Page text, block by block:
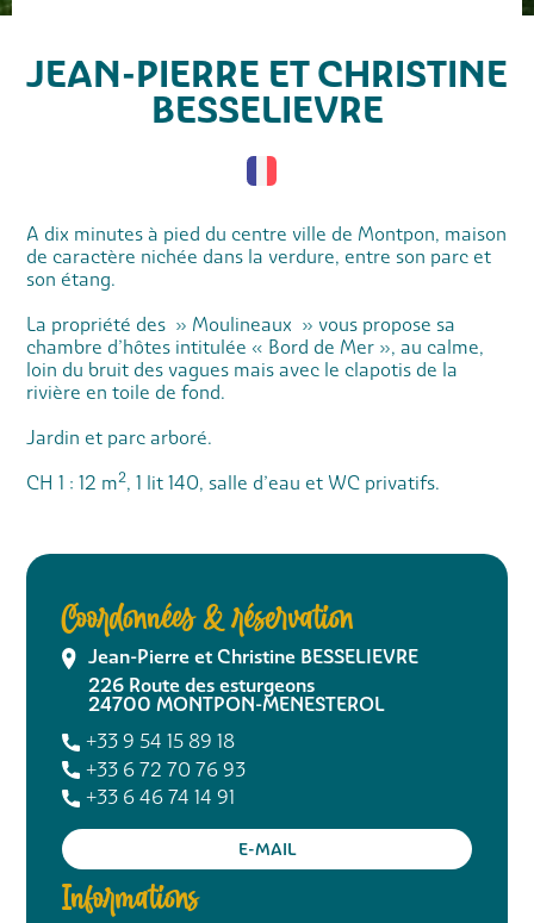
JEAN-PIERRE ET CHRISTINE
BESSELIEVRE
A dix minutes à pied du centre ville de Montpon, maison
de caractère nichée dans la verdure, entre son parc et
son étang.
La propriété des » Moulineaux » vous propose sa
chambre d’hôtes intitulée « Bord de Mer », au calme,
loin du bruit des vagues mais avec le clapotis de la
rivière en toile de fond.
Jardin et parc arboré.
CH 1 : 12 m², 1 lit 140, salle d’eau et WC privatifs.
Coordonnées & réservation
Jean-Pierre et Christine BESSELIEVRE
226 Route des esturgeons
24700MONTPON-MENESTEROL
+33 9 54 15 89 18
+33 6 72 70 76 93
+33 6 46 74 14 91
E-MAIL
Informations